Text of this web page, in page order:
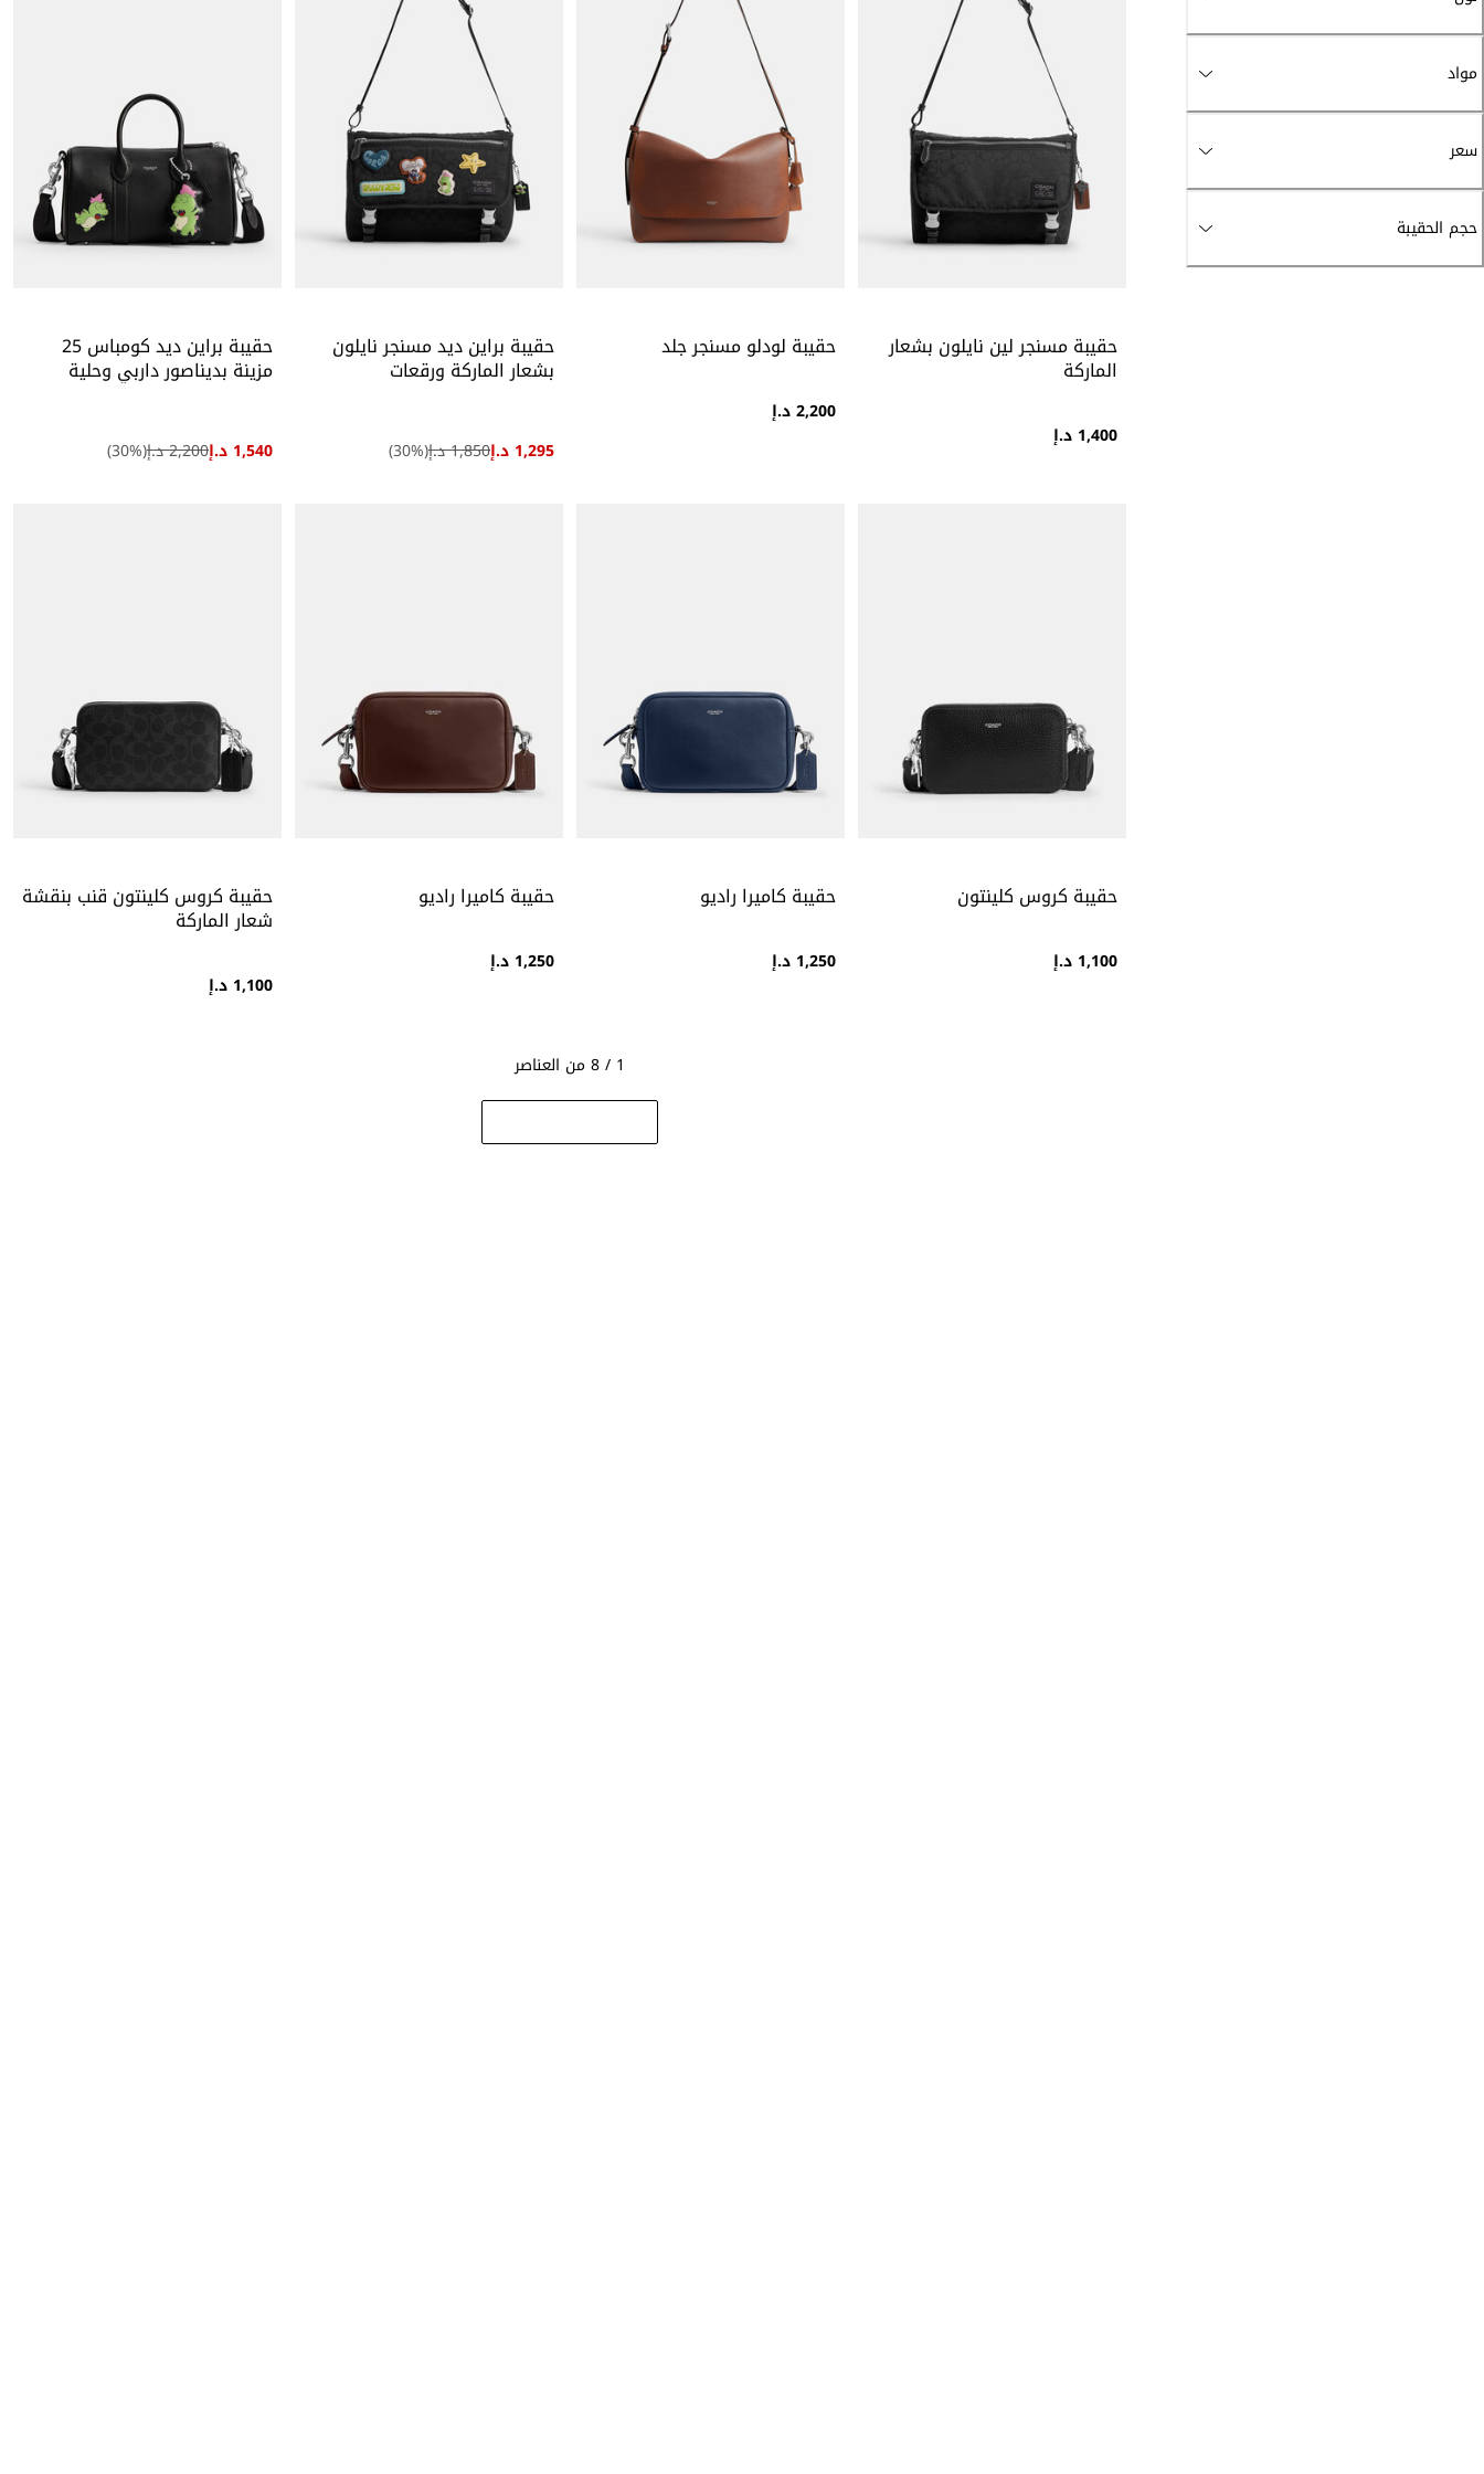
مواد
سعر
حجم الحقيبة
حقيبة مسنجر لين نايلون بشعار
الماركة
1,400 د.إ
حقيبة لودلو مسنجر جلد
2,200 د.إ
حقيبة براين ديد مسنجر نايلون
بشعار الماركة ورقعات
1,295 د.إ 1,850 د.إ (
30%)
حقيبة براين ديد كومباس 25
مزينة بديناصور داربي وحلية
1,540 د.إ 2,200 د.إ (
30%)
حقيبة كروس كلينتون
1,100 د.إ
حقيبة كاميرا راديو
1,250 د.إ
حقيبة كاميرا راديو
1,250 د.إ
حقيبة كروس كلينتون قنب بنقشة
شعار الماركة
1,100 د.إ
1 / 8 من العناصر